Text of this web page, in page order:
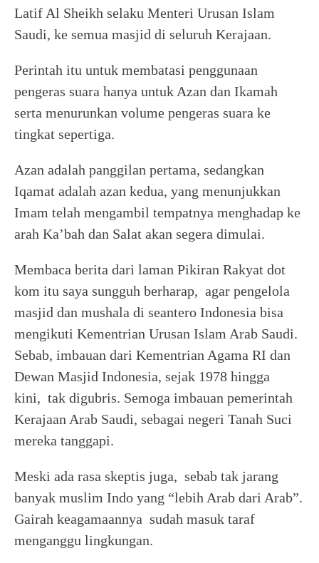
Latif Al Sheikh selaku Menteri Urusan Islam
Saudi, ke semua masjid di seluruh Kerajaan.
Perintah itu untuk membatasi penggunaan
pengeras suara hanya untuk Azan dan Ikamah
serta menurunkan volume pengeras suara ke
tingkat sepertiga.
Azan adalah panggilan pertama, sedangkan
Iqamat adalah azan kedua, yang menunjukkan
Imam telah mengambil tempatnya menghadap ke
arah Ka’bah dan Salat akan segera dimulai.
Membaca berita dari laman Pikiran Rakyat dot
kom itu saya sungguh berharap, agar pengelola
masjid dan mushala di seantero Indonesia bisa
mengikuti Kementrian Urusan Islam Arab Saudi.
Sebab, imbauan dari Kementrian Agama RI dan
Dewan Masjid Indonesia, sejak 1978 hingga
kini, tak digubris. Semoga imbauan pemerintah
Kerajaan Arab Saudi, sebagai negeri Tanah Suci
mereka tanggapi.
Meski ada rasa skeptis juga, sebab tak jarang
banyak muslim Indo yang “lebih Arab dari Arab”.
Gairah keagamaannya sudah masuk taraf
menganggu lingkungan.